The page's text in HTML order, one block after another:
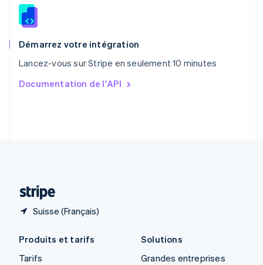
Démarrez votre intégration
Lancez-vous sur Stripe en seulement 10 minutes
Documentation de l'API
Suisse (Français)
Roumanie
Royaume-Uni
English
English简体中文
English
Produits et tarifs
Tarifs
Solutions
Grandes entreprises